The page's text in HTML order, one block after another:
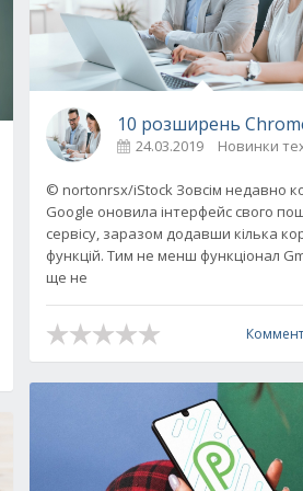
та програм
10 розширень
24.03.2019 Новинки
© nortonrsx/iStock Зовсім недавно
Google оновила інтерфейс свого
сервісу, заразом додавши кілька
функцій. Тим не менш функціонал
ще не